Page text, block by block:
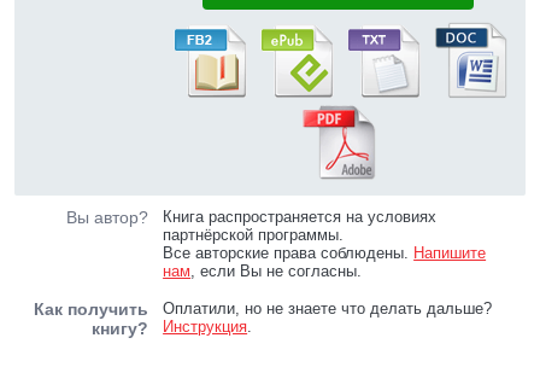
Вы автор?
Книга распространяется на условиях
партнёрской программы.
Все авторские права соблюдены. Напишите
нам, если Вы не согласны.
Как получить
книгу?
Оплатили, но не знаете что делать дальше?
Инструкция.